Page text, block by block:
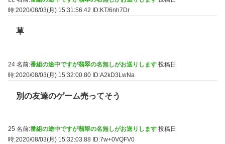
時:2020/08/03(月) 15:31:56.42
ID:KT/6nh7Dr
草
24 名前:番組の途中ですが翡翠の名無しがお送りします 投稿日
時:2020/08/03(月) 15:32:00.80 ID:A2kD3LwNa
別の友達のゲーム売ってそう
25 名前:番組の途中ですが翡翠の名無しがお送りします 投稿日
時:2020/08/03(月) 15:32:03.88 ID:7w+0VQFV0